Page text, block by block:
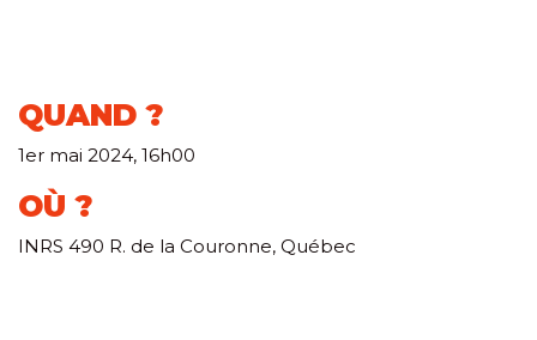
QUAND ?
1er mai 2024, 16h00
OÙ ?
INRS 490 R. de la Couronne, Québec